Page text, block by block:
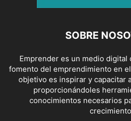
SOBRE
Emprender es un medio
fomento del emprendimiento en
objetivo es inspirar y capacitar
proporcionándoles
conocimientos necesarios